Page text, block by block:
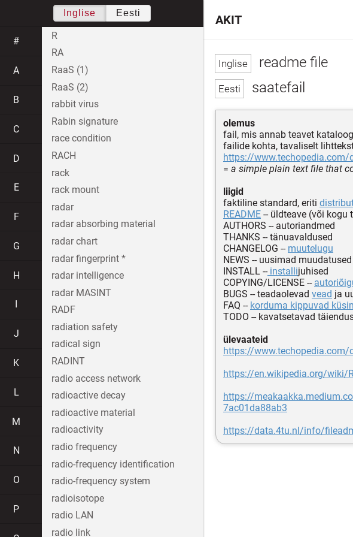
readme file
saatefail
olemus
fail, mis annab teavet
failide kohta, tavaliselt
https://
= a simple plain text file that
liigid
faktiline standard, eriti
README -- üldteave (või kogu
AUTHORS -- autoriandmed
THANKS -- tänuavaldused
CHANGELOG -- muutelugu
NEWS -- uusimad muudatused
INSTALL --installijuhised
COPYING/LICENSE --
BUGS -- teadaolevad vead ja
FAQ -- korduma kippuvad
TODO -- kavatsetavad
ülevaateid
https://
https://en.wikipedia.org/wiki/
https://
7ac01da88ab3
https://data.4tu.nl/info/
AKIT
Inglise Eesti
#
A
B
C
D
E
F
G
H
J
K
L
M
N
O
P
R
RA
RaaS (1)
RaaS (2)
rabbit virus
Rabin signature
race condition
RACH
rack
rack mount
radar
radar absorbing material
radar chart
radar fingerprint *
radar intelligence
radar MASINT
RADF
radiation safety
radical sign
RADINT
radio access network
radioactive decay
radioactive material
radioactivity
radio frequency
radio-frequency identification
radio-frequency system
radioisotope
radio LAN
radio link